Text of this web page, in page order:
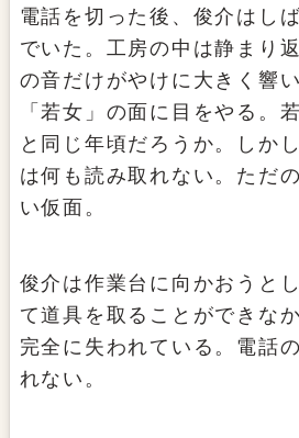
電話を切った後、俊介はし
でいた。工房の中は静まり
の音だけがやけに大きく響
「若女」の面に目をやる。
と同じ年頃だろうか。しか
は何も読み取れない。ただ
い仮面。
俊介は作業台に向かおうと
て道具を取ることができな
完全に失われている。電話
れない。